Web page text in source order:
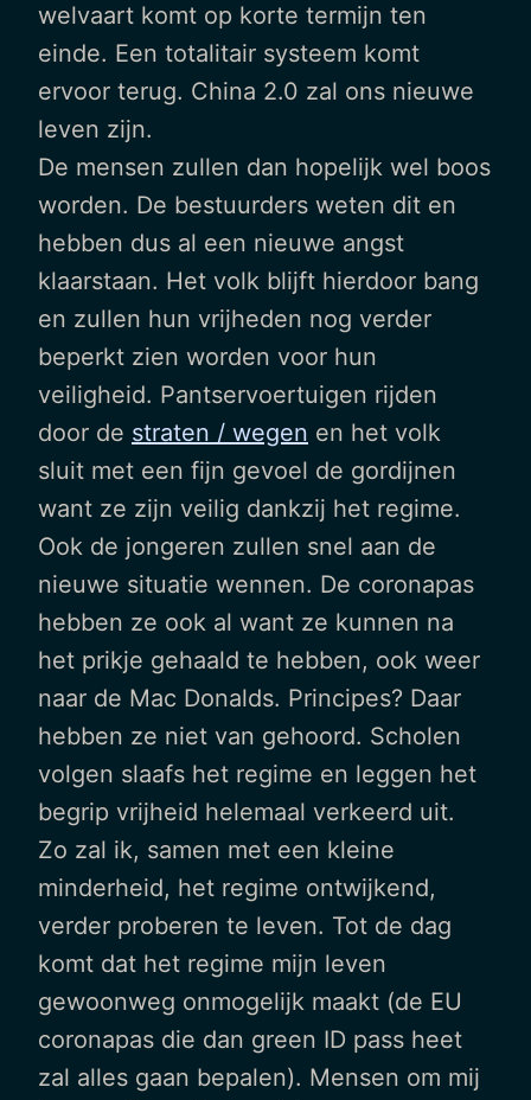
welvaart komt op korte termijn ten
einde. Een totalitair systeem komt
ervoor terug. China 2.0 zal ons nieuwe
leven zijn.
De mensen zullen dan hopelijk wel boos
worden. De bestuurders weten dit en
hebben dus al een nieuwe angst
klaarstaan. Het volk blijft hierdoor bang
en zullen hun vrijheden nog verder
beperkt zien worden voor hun
veiligheid. Pantservoertuigen rijden
door de straten / wegen en het volk
sluit met een fijn gevoel de gordijnen
want ze zijn veilig dankzij het regime.
Ook de jongeren zullen snel aan de
nieuwe situatie wennen. De coronapas
hebben ze ook al want ze kunnen na
het prikje gehaald te hebben, ook weer
naar de Mac Donalds. Principes? Daar
hebben ze niet van gehoord. Scholen
volgen slaafs het regime en leggen het
begrip vrijheid helemaal verkeerd uit.
Zo zal ik, samen met een kleine
minderheid, het regime ontwijkend,
verder proberen te leven. Tot de dag
komt dat het regime mijn leven
gewoonweg onmogelijk maakt (de EU
coronapas die dan green ID pass heet
zal alles gaan bepalen). Mensen om mij